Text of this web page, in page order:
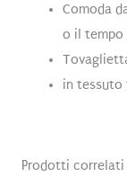
Comoda
o il tempo
in tessuto
Prodotti correlati